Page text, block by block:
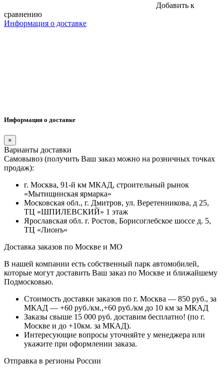
Добавить к
сравнению
Информация о доставке
Информация о доставке
×
Варианты доставки
Самовывоз (получить Ваш заказ можно на розничных точках
продаж):
г. Москва, 91-й км МКАД, строительный рынок
«Мытищинская ярмарка»
Московская обл., г. Дмитров, ул. Веретенникова, д 25,
ТЦ «ШПИЛЕВСКИЙ» 1 этаж
Ярославская обл. г. Ростов, Борисоглебское шоссе д. 5,
ТЦ «Лионъ»
Доставка заказов по Москве и МО
В нашей компании есть собственный парк автомобилей,
которые могут доставить Ваш заказ по Москве и ближайшему
Подмосковью.
Стоимость доставки заказов по г. Москва — 850 руб., за
МКАД — +60 руб./км.,+60 руб./км до 10 км за МКАД
Заказы свыше 15 000 руб. доставим бесплатно! (по г.
Москве и до +10км. за МКАД).
Интересующие вопросы уточняйте у менеджера или
укажите при оформлении заказа.
Отправка в регионы России